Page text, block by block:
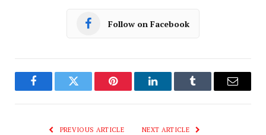
Follow on Facebook
FacebookTwitter Pinterest LinkedInTumblr Email
PREVIOUS ARTICLE NEXT ARTICLE